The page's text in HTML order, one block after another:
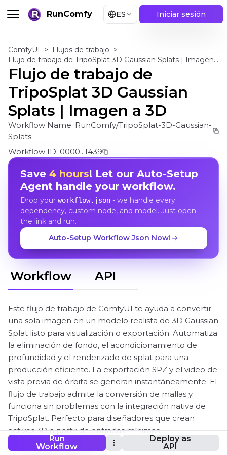
RunComfy ES Iniciar sesión
Run
Workflow
Deploy as
API
ComfyUI > Flujos de trabajo >
Flujo de trabajo de TripoSplat 3D Gaussian Splats | Imagen a 3D
Flujo de trabajo de
TripoSplat 3D Gaussian
Splats | Imagen a 3D
Workflow Name: RunComfy/TripoSplat-3D-Gaussian-
Splats
Workflow ID: 0000...1439
Save 4 hours! Let our Auto-Setup
Agent handle your workflow.
Drop your workflow.json- we handle every
dependency, custom node, and model. Just open
the link and run.
Auto-Setup Workflow Json Now!
Workflow API
Este flujo de trabajo de ComfyUI te ayuda a convertir
una sola imagen en un modelo realista de 3D Gaussian
Splat listo para visualización o exportación. Automatiza
la eliminación de fondo, el acondicionamiento de
profundidad y el renderizado de splat para una
producción eficiente. La exportación SPZ y el video de
vista previa de órbita se generan instantáneamente. El
flujo de trabajo admite la conversión de mallas y
funciona sin problemas con la integración nativa de
TripoSplat. Perfecto para diseñadores que crean
activos 3D a partir de entradas mínimas.